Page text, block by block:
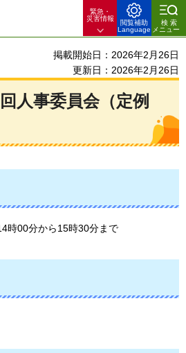
緊急・
災害情報
閲覧補助
Language
検索
メニュー
掲載開始日：2026年2月26日
更新日：2026年2月26日
人事委員会（定例
時00分から15時30分まで